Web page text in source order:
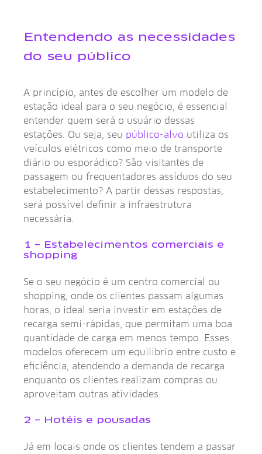
Entendendo as necessidades
do seu público
A princípio, antes de escolher um modelo de
estação ideal para o seu negócio, é essencial
entender quem será o usuário dessas
estações. Ou seja, seu público-alvo utiliza os
veículos elétricos como meio de transporte
diário ou esporádico? São visitantes de
passagem ou frequentadores assíduos do seu
estabelecimento? A partir dessas respostas,
será possível definir a infraestrutura
necessária.
1 – Estabelecimentos comerciais e
shopping
Se o seu negócio é um centro comercial ou
shopping, onde os clientes passam algumas
horas, o ideal seria investir em estações de
recarga semi-rápidas, que permitam uma boa
quantidade de carga em menos tempo. Esses
modelos oferecem um equilíbrio entre custo e
eficiência, atendendo a demanda de recarga
enquanto os clientes realizam compras ou
aproveitam outras atividades.
2 – Hotéis e pousadas
Já em locais onde os clientes tendem a passar